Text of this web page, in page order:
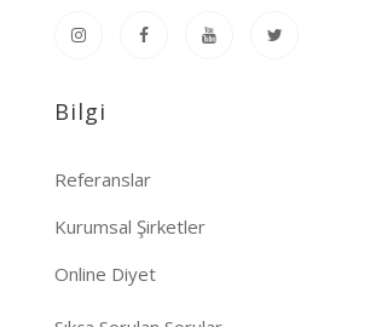
Bilgi
Referanslar
Kurumsal Şirketler
Online Diyet